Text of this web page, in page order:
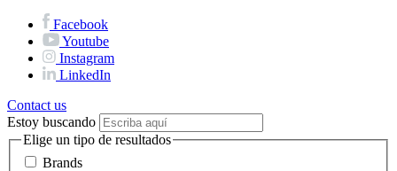
Facebook
Youtube
Instagram
LinkedIn
Contact us
Estoy buscando
Elige un tipo de resultados
Brands